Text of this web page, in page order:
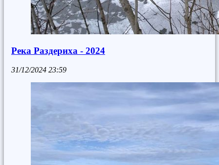
Река Раздериха - 2024
31/12/2024 23:59